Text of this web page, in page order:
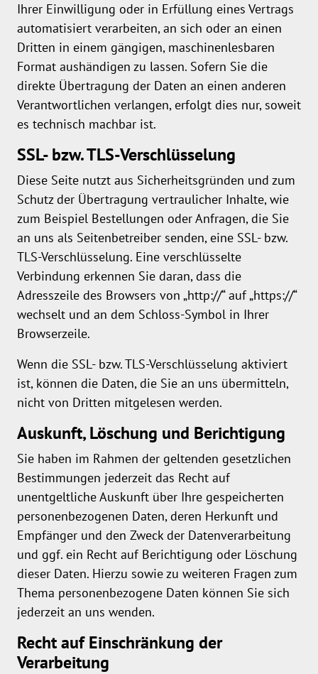
Ihrer Einwilligung oder in Erfüllung eines Vertrags
automatisiert verarbeiten, an sich oder an einen
Dritten in einem gängigen, maschinenlesbaren
Format aushändigen zu lassen. Sofern Sie die
direkte Übertragung der Daten an einen anderen
Verantwortlichen verlangen, erfolgt dies nur, soweit
es technisch machbar ist.
SSL- bzw. TLS-Verschlüsselung
Diese Seite nutzt aus Sicherheitsgründen und zum
Schutz der Übertragung vertraulicher Inhalte, wie
zum Beispiel Bestellungen oder Anfragen, die Sie
an uns als Seitenbetreiber senden, eine SSL- bzw.
TLS-Verschlüsselung. Eine verschlüsselte
Verbindung erkennen Sie daran, dass die
Adresszeile des Browsers von „http://“ auf „https://“
wechselt und an dem Schloss-Symbol in Ihrer
Browserzeile.
Wenn die SSL- bzw. TLS-Verschlüsselung aktiviert
ist, können die Daten, die Sie an uns übermitteln,
nicht von Dritten mitgelesen werden.
Auskunft, Löschung und Berichtigung
Sie haben im Rahmen der geltenden gesetzlichen
Bestimmungen jederzeit das Recht auf
unentgeltliche Auskunft über Ihre gespeicherten
personenbezogenen Daten, deren Herkunft und
Empfänger und den Zweck der Datenverarbeitung
und ggf. ein Recht auf Berichtigung oder Löschung
dieser Daten. Hierzu sowie zu weiteren Fragen zum
Thema personenbezogene Daten können Sie sich
jederzeit an uns wenden.
Recht auf Einschränkung der
Verarbeitung